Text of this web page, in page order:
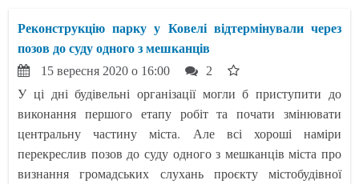
КОНТАКТИ
Реконструкцію парку у Ковелі відтермінували через
позов до суду одного з мешканців
15 вересня 2020 о 16:00 2
У ці дні будівельні організації могли б приступити до
виконання першого етапу робіт та почати змінювати
центральну частину міста. Але всі хороші наміри
перекреслив позов до суду одного з мешканців міста про
визнання громадських слухань проєкту містобудівної